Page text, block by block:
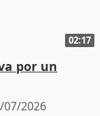
02:17
por un
07/2026